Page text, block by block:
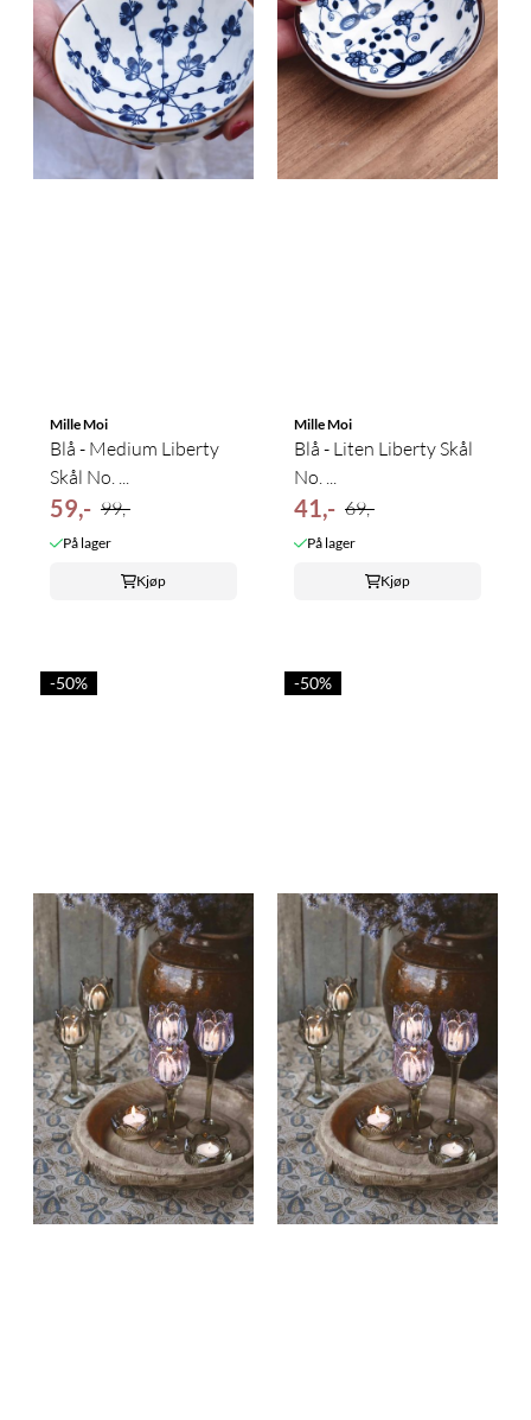
Mille Moi
Blå - Medium Liberty
Skål No. ...
59,- 99,-
På lager
Kjøp
Mille Moi
Blå - Liten Liberty Skål
No. ...
41,- 69,-
På lager
Kjøp
-50% -50%